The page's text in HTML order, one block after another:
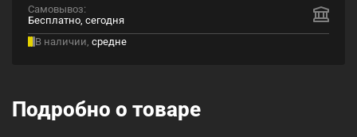
Самовывоз:
Бесплатно, сегодня
В наличии, средне
Подробно о товаре